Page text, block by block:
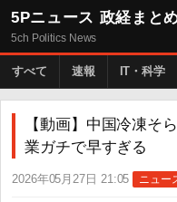
5Pニュース 政経まと
5ch Politics News
すべて 速報 IT・科学
【動画】中国冷凍そ
業ガチで早すぎる
2026年05月27日 21:05 ニュー